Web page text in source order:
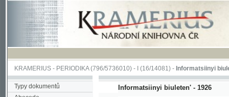
KRAMERIUS-PERIODIKA(796/5736010) -I(16/14081) -Informatsiinyi biuleten'(1/
Typy dokumentů
Abeceda
Informatsiinyi biuleten' - 1926